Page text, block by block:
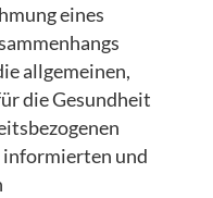
eines
allgemeinen,
die Gesundheit
informierten und